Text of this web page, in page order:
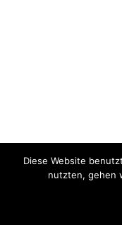
Diese Website
nutzten, gehen